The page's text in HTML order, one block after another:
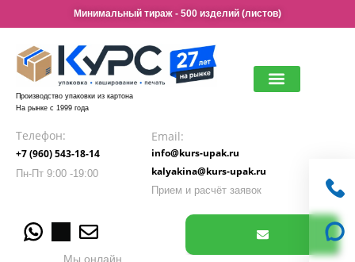
Минимальный тираж - 500 изделий (листов)
Производство упаковки из картона
На рынке с 1999 года
Телефон:
+7 (960) 543-18-14
Пн-Пт 9:00 -19:00
Email:
info@kurs-upak.ru
kalyakina@kurs-upak.ru
Прием и расчёт заявок
Мы онлайн